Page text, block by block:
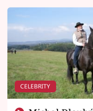
CELEBRITY